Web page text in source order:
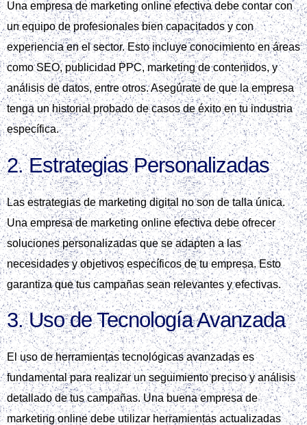
Una empresa de marketing online efectiva debe contar con
un equipo de profesionales bien capacitados y con
experiencia en el sector. Esto incluye conocimiento en áreas
como SEO, publicidad PPC, marketing de contenidos, y
análisis de datos, entre otros. Asegúrate de que la empresa
tenga un historial probado de casos de éxito en tu industria
específica.
2. Estrategias Personalizadas
Las estrategias de marketing digital no son de talla única.
Una empresa de marketing online efectiva debe ofrecer
soluciones personalizadas que se adapten a las
necesidades y objetivos específicos de tu empresa. Esto
garantiza que tus campañas sean relevantes y efectivas.
3. Uso de Tecnología Avanzada
El uso de herramientas tecnológicas avanzadas es
fundamental para realizar un seguimiento preciso y análisis
detallado de tus campañas. Una buena empresa de
marketing online debe utilizar herramientas actualizadas